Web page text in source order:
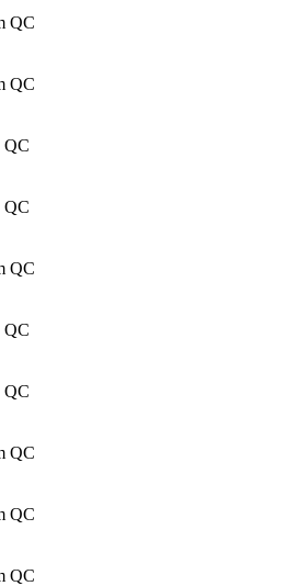
QC
QC
QC
QC
QC
QC
QC
QC
QC
QC